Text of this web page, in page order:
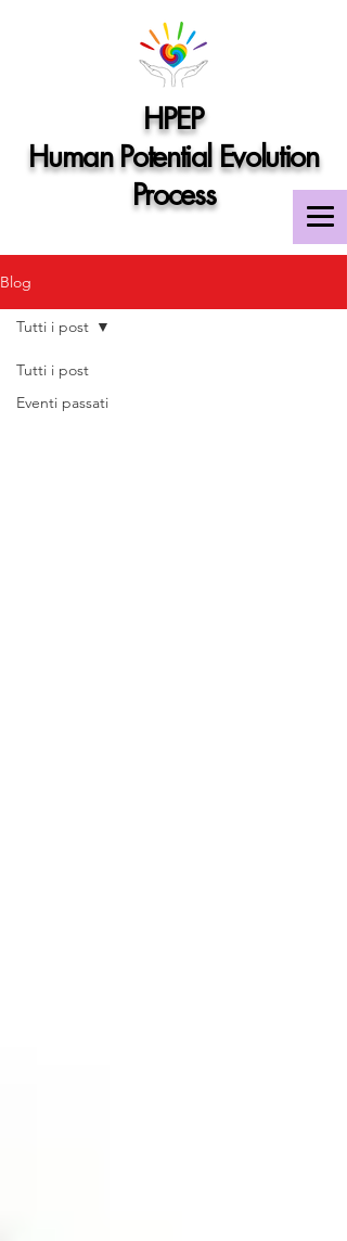
HPEP
Human Potential Evolution
Process
Blog
Tutti i post
Eventi passati
Tutti i post